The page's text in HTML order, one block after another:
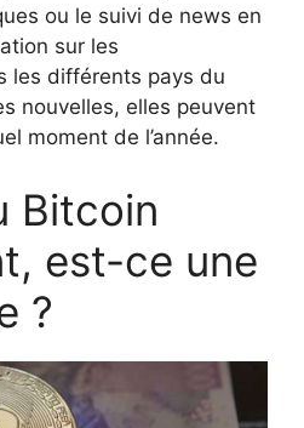
ou le suivi de news en
sur les
les différents pays du
nouvelles, elles peuvent
moment de l’année.
Bitcoin
est-ce une
?